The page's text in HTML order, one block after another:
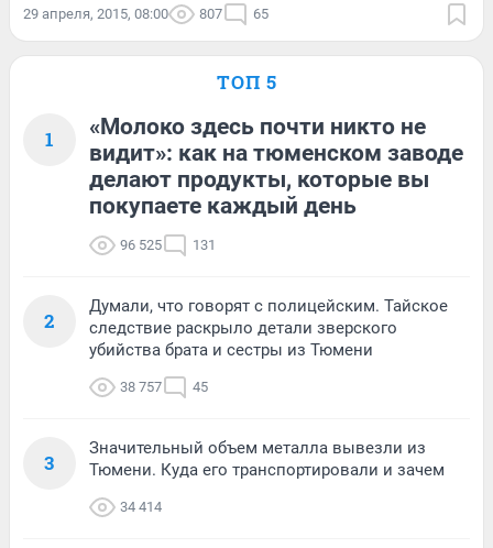
29 апреля, 2015, 08:00 807 65
ТОП 5
1
«Молоко здесь почти никто не
видит»: как на тюменском заводе
делают продукты, которые вы
покупаете каждый день
96 525 131
2
Думали, что говорят с полицейским. Тайское
следствие раскрыло детали зверского
убийства брата и сестры из Тюмени
38 757 45
3
Значительный объем металла вывезли из
Тюмени. Куда его транспортировали и зачем
34 414